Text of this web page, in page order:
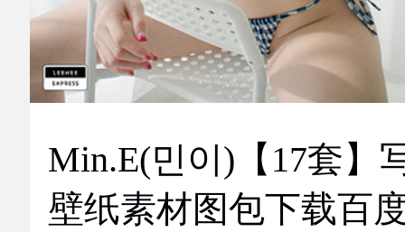
Min.E(민이)【17套】
壁纸素材图包下载百